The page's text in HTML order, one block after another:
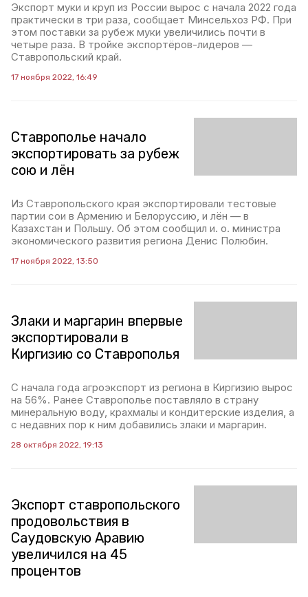
Экспорт муки и круп из России вырос с начала 2022 года
практически в три раза, сообщает Минсельхоз РФ. При
этом поставки за рубеж муки увеличились почти в
четыре раза. В тройке экспортёров-лидеров —
Ставропольский край.
17 ноября 2022, 16:49
Ставрополье начало
экспортировать за рубеж
сою и лён
Из Ставропольского края экспортировали тестовые
партии сои в Армению и Белоруссию, и лён — в
Казахстан и Польшу. Об этом сообщил и. о. министра
экономического развития региона Денис Полюбин.
17 ноября 2022, 13:50
Злаки и маргарин впервые
экспортировали в
Киргизию со Ставрополья
С начала года агроэкспорт из региона в Киргизию вырос
на 56%. Ранее Ставрополье поставляло в страну
минеральную воду, крахмалы и кондитерские изделия, а
с недавних пор к ним добавились злаки и маргарин.
28 октября 2022, 19:13
Экспорт ставропольского
продовольствия в
Саудовскую Аравию
увеличился на 45
процентов